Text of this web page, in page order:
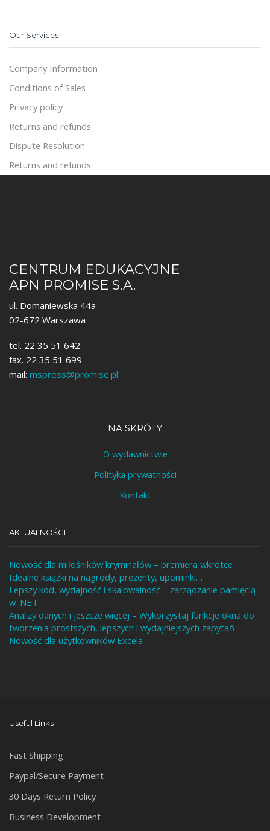
Our Services
Company Information
Conditions of Sales
Privacy policy
Returns and refunds
Dispute Resolution
Returns and refunds
CENTRUM EDUKACYJNE
APN PROMISE S.A.
ul. Domaniewska 44a
02-672 Warszawa
tel. 22 35 51 642
fax. 22 35 51 699
mail: mspress@promise.pl
NA SKRÓTY
O wydawnictwie
Polityka prywatności
Kontakt
AKTUALNOŚCI
Nowość dla miłośników kryminałów – premiera wkrótce
Idealne książki na nagrody, prezenty, upominki…
Lepszy kod, wydajność i skalowalność – zarządzanie pamięcią
w .NET
Analizy danych i jeszcze więcej – Wykorzystaj funkcje okna do
tworzenia prostszych, lepszych i wydajniejszych zapytań
Nowość dla użytkowników Excela
Useful Links
Fast Shipping
Paypal/Secure Payment
30 Days Return Policy
Business Development